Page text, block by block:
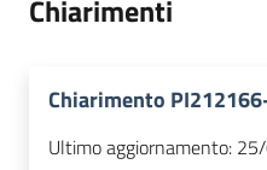
Chiarimenti
Chiarimento
Ultimo aggiornamento: